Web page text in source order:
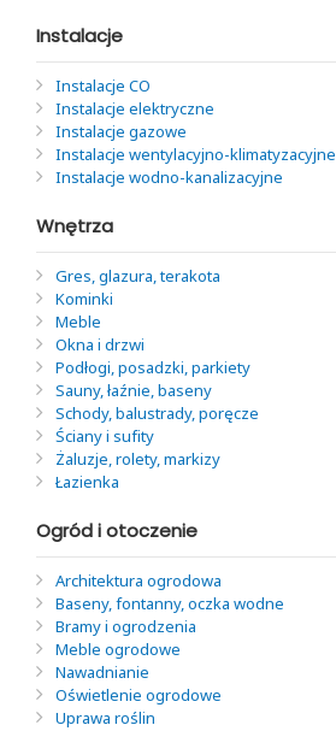
Instalacje
Instalacje CO
Instalacje elektryczne
Instalacje gazowe
Instalacje wentylacyjno-klimatyzacyjne
Instalacje wodno-kanalizacyjne
Wnętrza
Gres, glazura, terakota
Kominki
Meble
Okna i drzwi
Podłogi, posadzki, parkiety
Sauny, łaźnie, baseny
Schody, balustrady, poręcze
Ściany i sufity
Żaluzje, rolety, markizy
Łazienka
Ogród i otoczenie
Architektura ogrodowa
Baseny, fontanny, oczka wodne
Bramy i ogrodzenia
Meble ogrodowe
Nawadnianie
Oświetlenie ogrodowe
Uprawa roślin